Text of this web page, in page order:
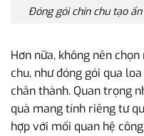
Đóng gói chỉn chu tạo
Hơn nữa, không nên
chu, như đóng gói qua
chân thành. Quan trọng
quà mang tính riêng tư
hợp với mối quan hệ